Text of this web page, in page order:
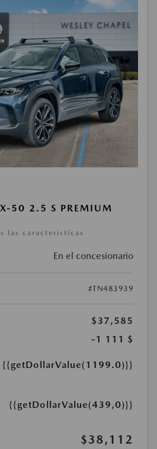
50 2.5 S PREMIUM
las características
En el concesionario
#TN483939
$37,585
-1 111 $
{{getDollarValue(1199.0)}}
{{getDollarValue(439,0)}}
$38,112